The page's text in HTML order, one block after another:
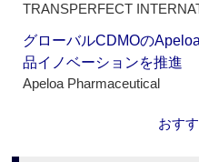
TRANSPERFECT
グローバルCDMOの
品イノベーションを推進
Apeloa Pharmaceutical
おす